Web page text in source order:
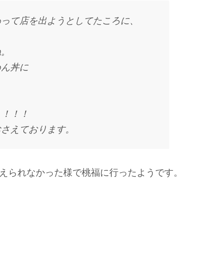
て店を出ようとしてたころに、
丼に
！！
えております。
れなかった様で桃福に行ったようです。